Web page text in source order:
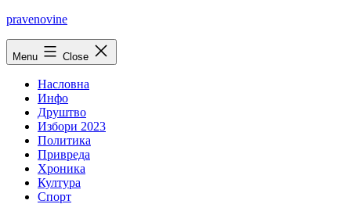
Skip
pravenovine
Menu Close
Насловна
Инфо
Друштво
Избори 2023
Политика
Привреда
Хроника
Култура
Спорт